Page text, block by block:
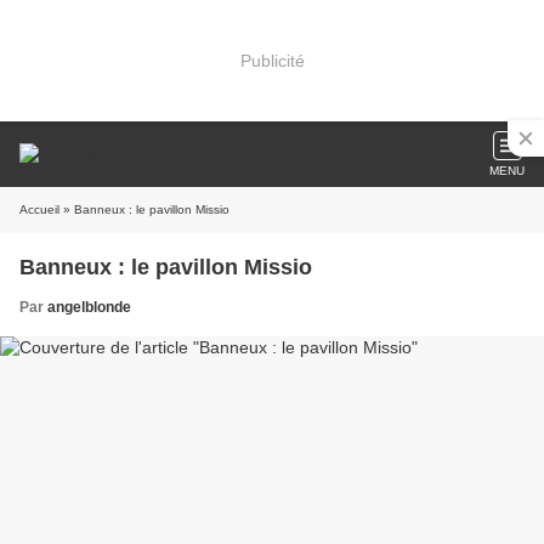
Publicité
MENU
Accueil » Banneux : le pavillon Missio
Banneux : le pavillon Missio
Par angelblonde